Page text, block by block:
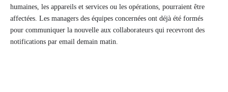
humaines, les appareils et services ou les opérations, pourraient être
affectées. Les managers des équipes concernées ont déjà été formés
pour communiquer la nouvelle aux collaborateurs qui recevront des
notifications par email demain matin.